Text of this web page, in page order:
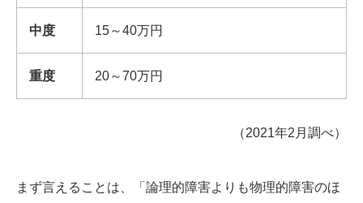
中度 15～40万円
重度 20～70万円
（2021年2月調べ）
まず言えることは、「論理的障害よりも物理的障害のほ